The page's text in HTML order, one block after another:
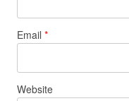
Email *
Website